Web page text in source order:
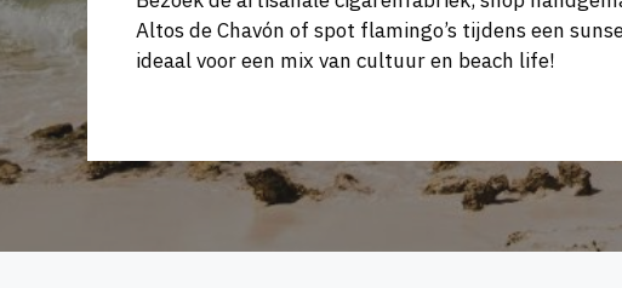
Altos de Chavón of spot flamingo’s tijdens een
ideaal voor een mix van cultuur en beach life!